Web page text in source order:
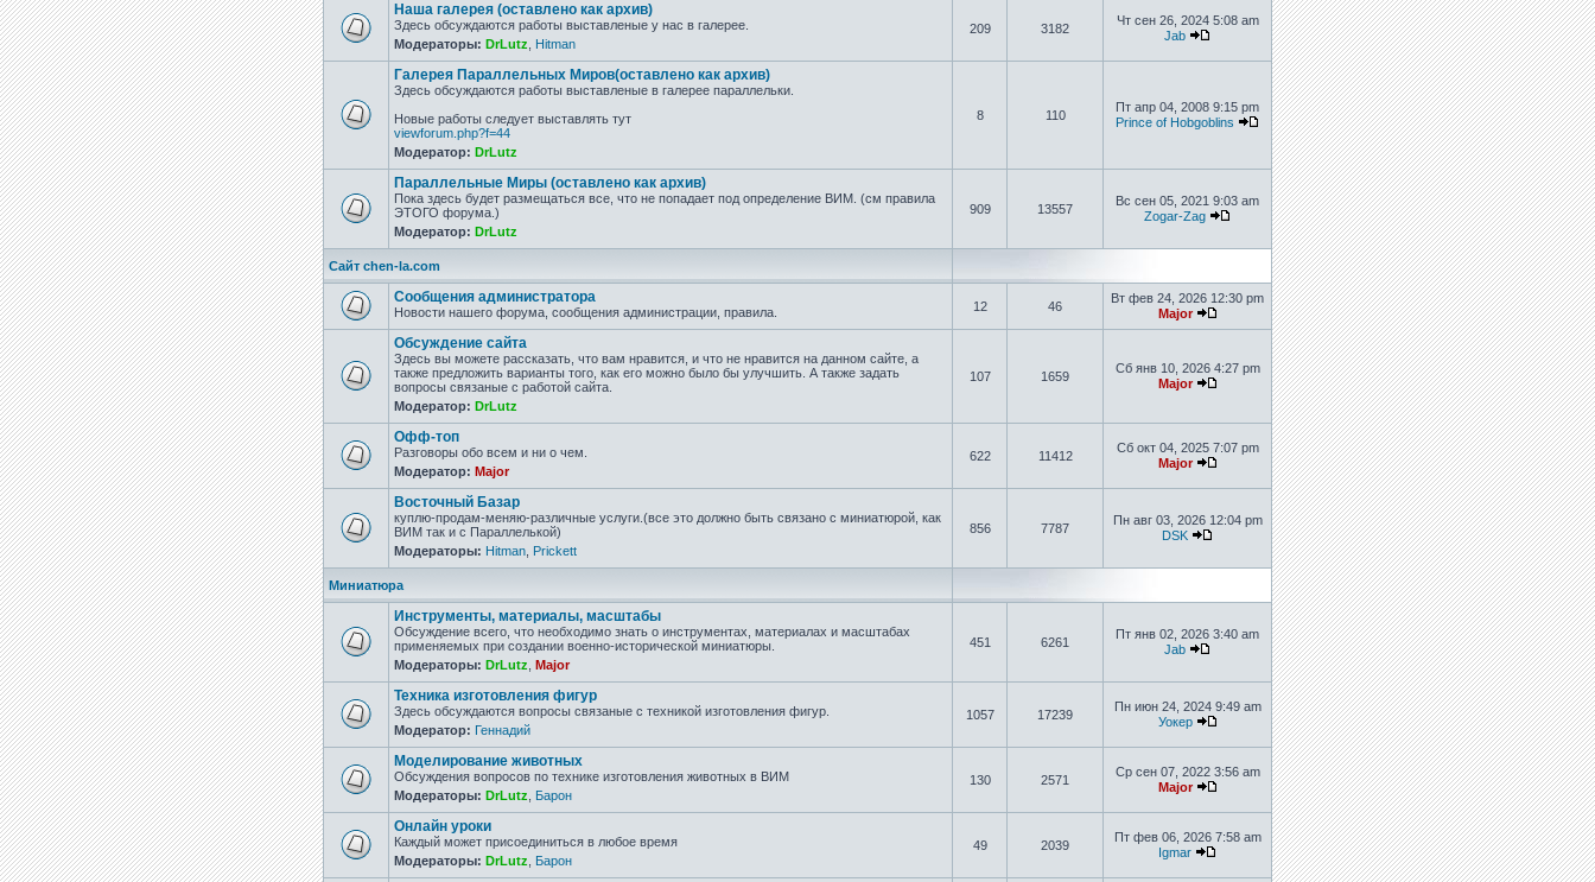
Наша галерея (оставлено как архив)
Здесь обсуждаются работы выставленые у нас в галерее.
Модераторы: DrLutz Hitman
209 3182
Чт сен 26, 2024 5:08 am
Jab
Галерея Параллельных Миров(оставлено как архив)
Здесь обсуждаются работы выставленые в галерее параллельки.
Новые работы следует выставлять тут
viewforum.php?f=44
Модератор: DrLutz
8 110
Пт апр 04, 2008 9:15 pm
Prince of Hobgoblins
Параллельные Миры (оставлено как архив)
Пока здесь будет размещаться все, что не попадает под определение ВИМ. (см правила
ЭТОГО форума.)
Модератор: DrLutz
909 13557
Вс сен 05, 2021 9:03 am
Zogar-Zag
Сайт chen-la.com
Сообщения администратора
Новости нашего форума, сообщения администрации, правила. 12 46
Вт фев 24, 2026 12:30 pm
Major
Обсуждение сайта
Здесь вы можете рассказать, что вам нравится, и что не нравится на данном сайте, а
также предложить варианты того, как его можно было бы улучшить. А также задать
вопросы связаные с работой сайта.
Модератор: DrLutz
107 1659
Сб янв 10, 2026 4:27 pm
Major
Офф-топ
Разговоры обо всем и ни о чем.
Модератор: Major
622 11412
Сб окт 04, 2025 7:07 pm
Major
Восточный Базар
куплю-продам-меняю-различные услуги.(все это должно быть связано с миниатюрой, как
ВИМ так и с Параллелькой)
Модераторы: Hitman Prickett
856 7787
Пн авг 03, 2026 12:04 pm
DSK
Миниатюра
Инструменты, материалы, масштабы
Обсуждение всего, что необходимо знать о инструментах, материалах и масштабах
применяемых при создании военно-исторической миниатюры.
Модераторы: DrLutz Major
451 6261
Пт янв 02, 2026 3:40 am
Jab
Техника изготовления фигур
Здесь обсуждаются вопросы связаные с техникой изготовления фигур.
Модератор: Геннадий
1057 17239
Пн июн 24, 2024 9:49 am
Уокер
Моделирование животных
Обсуждения вопросов по технике изготовления животных в ВИМ
Модераторы: DrLutz Барон
130 2571
Ср сен 07, 2022 3:56 am
Major
Онлайн уроки
Каждый может присоединиться в любое время
Модераторы: DrLutz Барон
49 2039
Пт фев 06, 2026 7:58 am
Igmar